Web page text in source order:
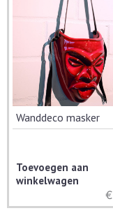
Wanddeco masker
Toevoegen aan
winkelwagen
€